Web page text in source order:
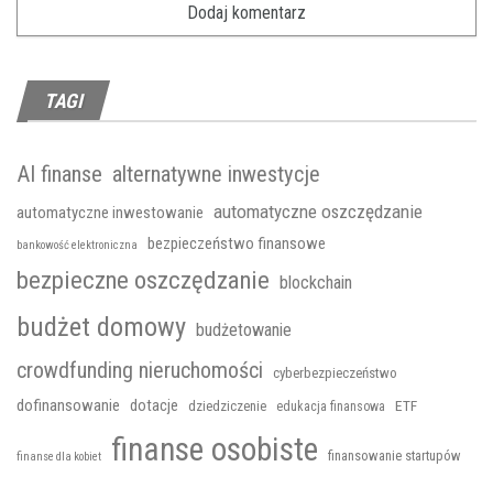
TAGI
AI finanse alternatywne inwestycje
automatyczne inwestowanie automatyczne oszczędzanie
bankowość elektroniczna bezpieczeństwo finansowe
bezpieczne oszczędzanie blockchain
budżet domowy budżetowanie
crowdfunding nieruchomości cyberbezpieczeństwo
dofinansowanie dotacje dziedziczenie edukacja finansowa ETF
finanse dla kobiet finanse osobiste finansowanie startupów